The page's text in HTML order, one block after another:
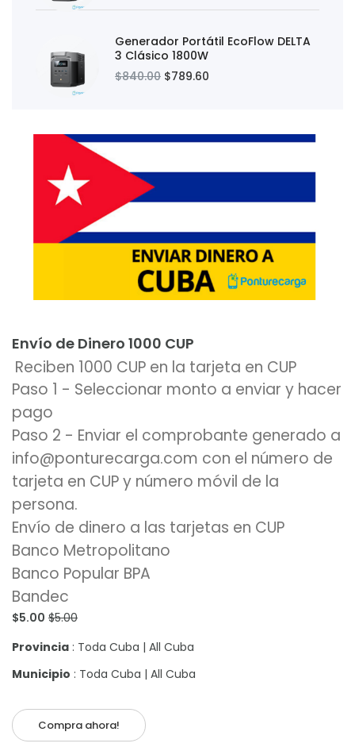
Generador Portátil EcoFlow DELTA
3 Clásico 1800W
$840.00 $789.60
Envío de Dinero 1000 CUP
Reciben 1000 CUP en la tarjeta en CUP
Paso 1 - Seleccionar monto a enviar y hacer
pago
Paso 2 - Enviar el comprobante generado a
info@ponturecarga.com con el número de
tarjeta en CUP y número móvil de la
persona.
Envío de dinero a las tarjetas en CUP
Banco Metropolitano
Banco Popular BPA
Bandec
$5.00 $5.00
Provincia : Toda Cuba | All Cuba
Municipio : Toda Cuba | All Cuba
Compra ahora!